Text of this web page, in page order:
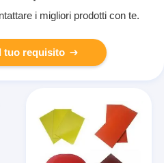
i migliori prodotti con te.
tuo requisito